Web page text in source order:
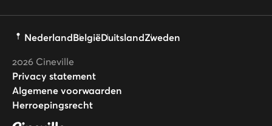
NederlandBelgiëDuitslandZweden
2026 Cineville
Privacy statement
Algemene voorwaarden
Herroepingsrecht